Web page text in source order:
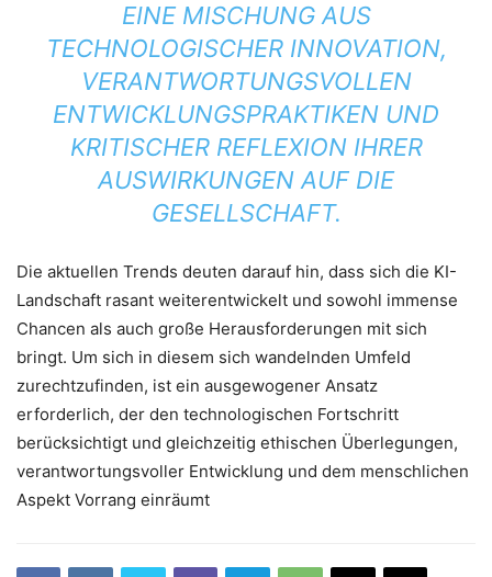
EINE MISCHUNG AUS
TECHNOLOGISCHER INNOVATION,
VERANTWORTUNGSVOLLEN
ENTWICKLUNGSPRAKTIKEN UND
KRITISCHER REFLEXION IHRER
AUSWIRKUNGEN AUF DIE
GESELLSCHAFT.
Die aktuellen Trends deuten darauf hin, dass sich die KI-
Landschaft rasant weiterentwickelt und sowohl immense
Chancen als auch große Herausforderungen mit sich
bringt. Um sich in diesem sich wandelnden Umfeld
zurechtzufinden, ist ein ausgewogener Ansatz
erforderlich, der den technologischen Fortschritt
berücksichtigt und gleichzeitig ethischen Überlegungen,
verantwortungsvoller Entwicklung und dem menschlichen
Aspekt Vorrang einräumt